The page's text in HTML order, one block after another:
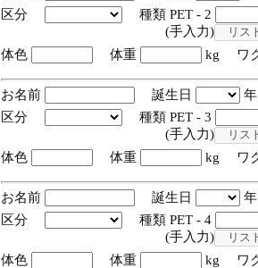
区分
種類 PET - 2
(手入力)
体色
体重 kg ワ
お名前 誕生日
区分
種類 PET - 3
(手入力)
体色
体重 kg ワ
お名前 誕生日
区分
種類 PET - 4
(手入力)
体色
体重 kg ワ